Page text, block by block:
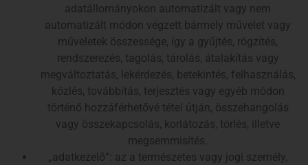
adatállományokon automatizált vagy nem
automatizált módon végzett bármely művelet vagy
műveletek összessége, így a gyűjtés, rögzítés,
rendszerezés, tagolás, tárolás, átalakítás vagy
megváltoztatás, lekérdezés, betekintés, felhasználás,
közlés, továbbítás, terjesztés vagy egyéb módon
történő hozzáférhetővé tétel útján, összehangolás
vagy összekapcsolás, korlátozás, törlés, illetve
megsemmisítés.
„adatkezelő”: az a természetes vagy jogi személy,